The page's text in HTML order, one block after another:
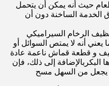
حيث أنه يمكن أن يتحمل
الخدمة الساخنة دون أن
الرخام السيراميكي
يعني أنه لا يمتص السوائل أو
و قطعة قماش ناعمة عادة
إلى ذلك، فإن
يجعل من السهل مسح